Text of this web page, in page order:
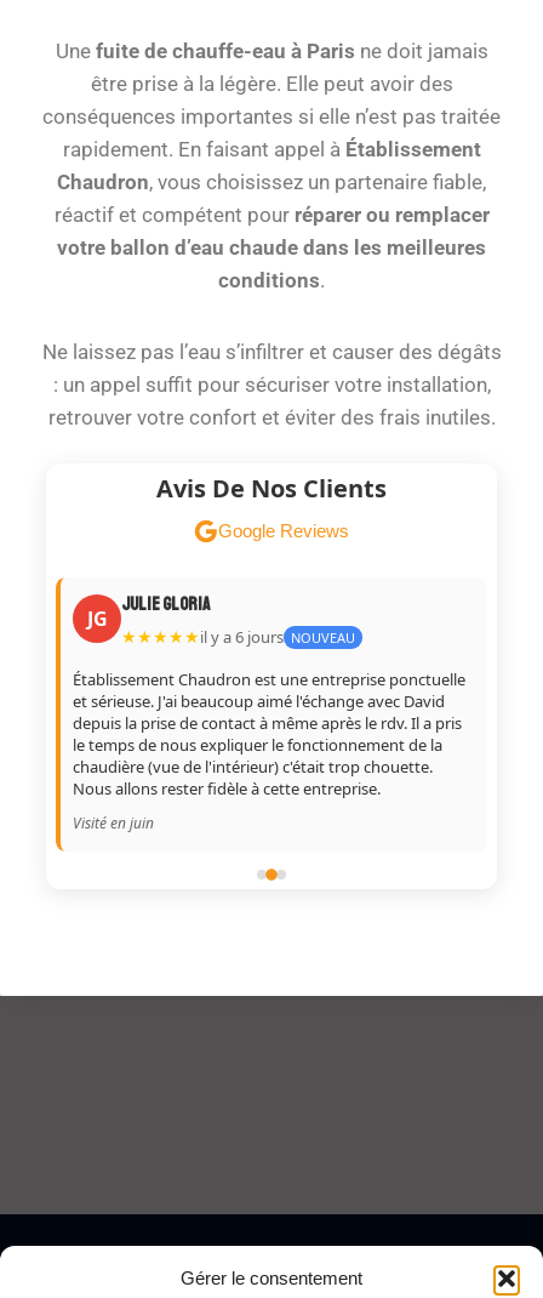
Gérer le consentement
Une fuite de chauffe-eau à Paris ne doit jamais
être prise à la légère. Elle peut avoir des
conséquences importantes si elle n’est pas traitée
rapidement. En faisant appel à Établissement
Chaudron, vous choisissez un partenaire fiable,
réactif et compétent pour réparer ou remplacer
votre ballon d’eau chaude dans les meilleures
conditions.
Ne laissez pas l’eau s’infiltrer et causer des dégâts
: un appel suffit pour sécuriser votre installation,
retrouver votre confort et éviter des frais inutiles.
Avis De Nos Clients
Google Reviews
JG
Julie Gloria
★★★★★il y a 6 jours NOUVEAU
Établissement Chaudron est une entreprise ponctuelle
et sérieuse. J'ai beaucoup aimé l'échange avec David
depuis la prise de contact à même après le rdv. Il a pris
le temps de nous expliquer le fonctionnement de la
chaudière (vue de l'intérieur) c'était trop chouette.
Nous allons rester fidèle à cette entreprise.
Visité en juin
CHAUFFAGISTE À PARIS